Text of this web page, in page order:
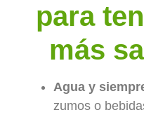
para
más
Agua y
zumos o